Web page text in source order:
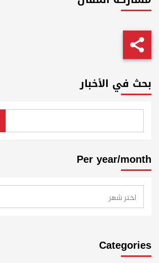
بحث في الأخبار
Per year/month
Categories